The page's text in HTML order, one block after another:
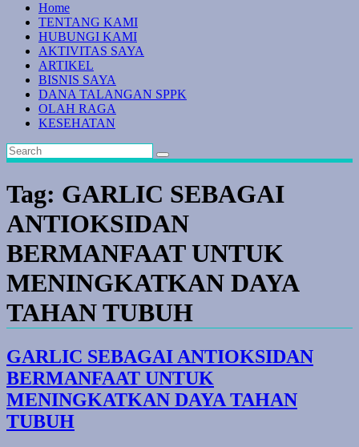
Home
TENTANG KAMI
HUBUNGI KAMI
AKTIVITAS SAYA
ARTIKEL
BISNIS SAYA
DANA TALANGAN SPPK
OLAH RAGA
KESEHATAN
Tag: GARLIC SEBAGAI
ANTIOKSIDAN
BERMANFAAT UNTUK
MENINGKATKAN DAYA
TAHAN TUBUH
GARLIC SEBAGAI ANTIOKSIDAN
BERMANFAAT UNTUK
MENINGKATKAN DAYA TAHAN
TUBUH